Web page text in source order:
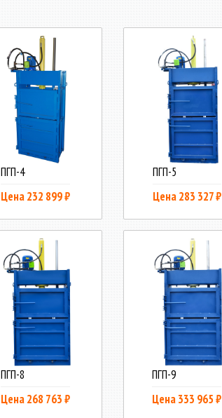
ПГП-4
Цена 232 899 ₽
ПГП-5
Цена 283 327 ₽
ПГП-8
Цена 268 763 ₽
ПГП-9
Цена 333 965 ₽